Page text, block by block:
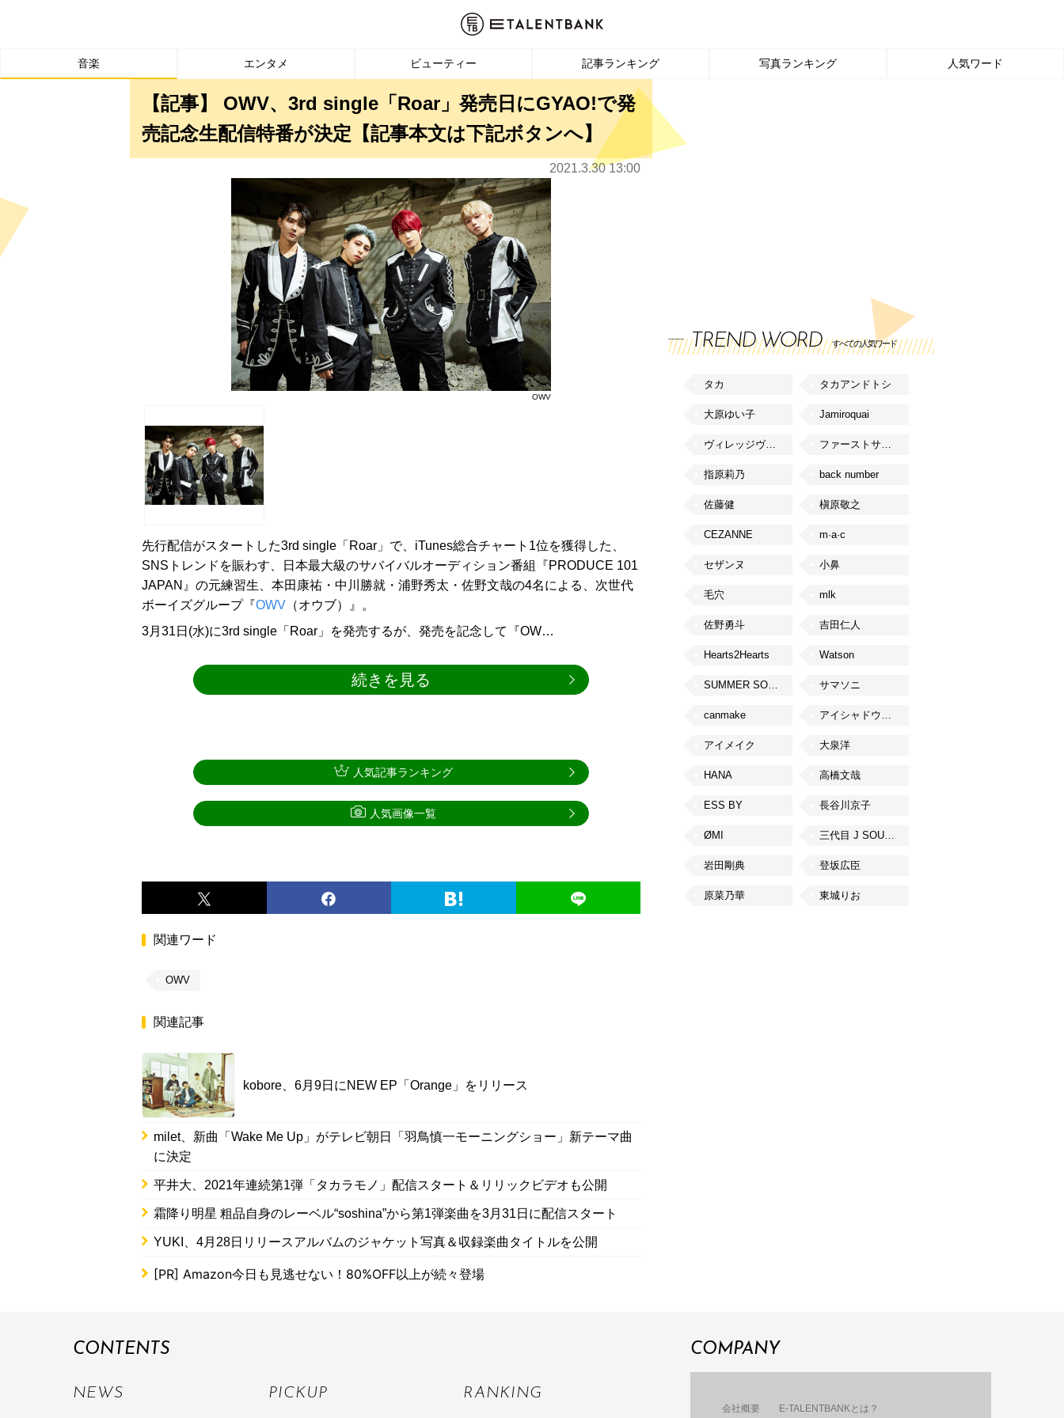
音楽 エンタメ ビューティー 記事ランキング 写真ランキング 人気ワード
【記事】 OWV、3rd single「Roar」発売日にGYAO!で発
売記念生配信特番が決定【記事本文は下記ボタンへ】
2021.3.30 13:00
OWV
先行配信がスタートした3rd single「Roar」で、iTunes総合チャート1位を獲得した、
SNSトレンドを賑わす、日本最大級のサバイバルオーディション番組『PRODUCE 101
JAPAN』の元練習生、本田康祐・中川勝就・浦野秀太・佐野文哉の4名による、次世代
ボーイズグループ『OWV （オウブ）』。
3月31日(水)に3rd single「Roar」を発売するが、発売を記念して『OW…
続きを見る
関連ワード
OWV
関連記事
kobore、6月9日にNEW EP「Orange」をリリース
milet、新曲「Wake Me Up」がテレビ朝日「羽鳥慎一モーニングショー」新テーマ曲
に決定
平井大、2021年連続第1弾「タカラモノ」配信スタート＆リリックビデオも公開
霜降り明星 粗品自身のレーベル“soshina”から第1弾楽曲を3月31日に配信スタート
YUKI、4月28日リリースアルバムのジャケット写真＆収録楽曲タイトルを公開
[PR] Amazon今日も見逃せない！80%OFF以上が続々登場
人気記事ランキング
人気画像一覧
TREND WORD すべての人気ワード
タカ タカアンドトシ
大原ゆい子 Jamiroquai
ヴィレッジヴァンガード ファーストサマーウイカ
指原莉乃 back number
佐藤健 槇原敬之
CEZANNE m·a·c
セザンヌ 小鼻
毛穴 mlk
佐野勇斗 吉田仁人
Hearts2Hearts Watson
SUMMER SONIC サマソニ
canmake アイシャドウベース
アイメイク 大泉洋
HANA 高橋文哉
ESS BY 長谷川京子
ØMI 三代目 J SOUL BROTHERS from EXILE TRIBE
岩田剛典 登坂広臣
原菜乃華 東城りお
CONTENTS
NEWS PICKUP RANKING
COMPANY
会社概要 E-TALENTBANKとは？